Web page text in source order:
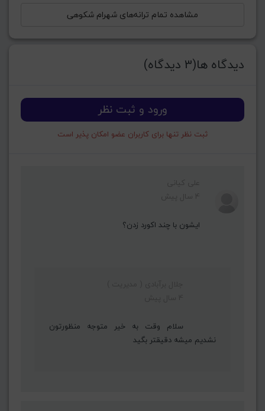
مشاهده تمام ترانه‌های شهرام شکوهی
دیدگاه ها(3 دیدگاه)
ورود و ثبت نظر
ثبت نظر تنها برای کاربران عضو امکان پذیر است
ایشون با چند اکورد زدن؟
سلام وقت به خیر متوجه منظورتون
نشدیم میشه دقیقتر بگید